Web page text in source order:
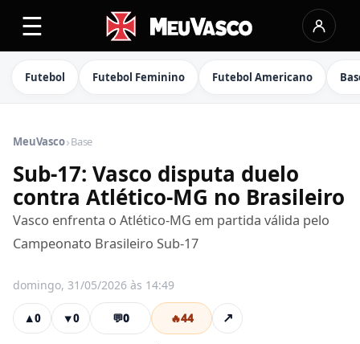
☰
Futebol Futebol Feminino Futebol Americano
MeuVasco›Base
Sub-17: Vasco disputa duelo
contra Atlético-MG no Brasileiro
Vasco enfrenta o Atlético-MG em partida válida pelo
Campeonato Brasileiro Sub-17
domingo, 31/05/2026 às 14:49
▲0 ▼0 💬0 🔥44 ↗